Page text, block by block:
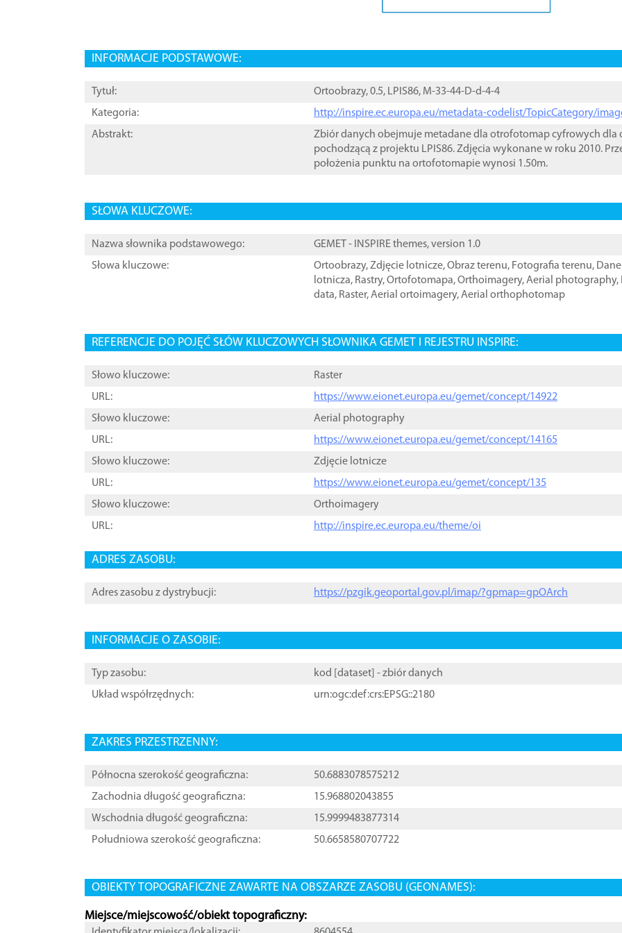
INFORMACJE PODSTAWOWE:
Tytuł:
Ortoobrazy, 0.5, LPIS86, M-33-44-D-d-4-4
Kategoria:
http://inspire.ec.europa.eu/metadata-codelist/TopicCategory/
Abstrakt:
Zbiór danych obejmuje metadane dla otrofotomap cyfrowych dla
pochodzącą z projektu LPIS86. Zdjęcia wykonane w roku 2010.
położenia punktu na ortofotomapie wynosi 1.50m.
SŁOWA KLUCZOWE:
Nazwa słownika podstawowego:
GEMET - INSPIRE themes, version 1.0
Słowa kluczowe:
Ortoobrazy,Zdjęcie lotnicze,Obraz terenu, Fotografia terenu,
lotnicza, Rastry,Ortofotomapa,Orthoimagery,Aerial photography,
data, Raster,Aerial ortoimagery,Aerial orthophotomap
REFERENCJE DO POJĘĆ SŁÓW KLUCZOWYCH SŁOWNIKA GEMET I REJESTRU INSPIRE:
Słowo kluczowe:
Raster
URL:
https://www.eionet.europa.eu/gemet/concept/14922
Słowo kluczowe:
Aerial photography
URL:
https://www.eionet.europa.eu/gemet/concept/14165
Słowo kluczowe:
Zdjęcie lotnicze
URL:
https://www.eionet.europa.eu/gemet/concept/135
Słowo kluczowe:
Orthoimagery
URL:
http://inspire.ec.europa.eu/theme/oi
ADRES ZASOBU:
Adres zasobu z dystrybucji: https://pzgik.geoportal.gov.pl/imap/?gpmap=gpOArch
INFORMACJE O ZASOBIE:
Typ zasobu: kod [ dataset ] - zbiór danych
Układ współrzędnych:
urn:ogc:def:crs:EPSG::2180
ZAKRES PRZESTRZENNY:
Północna szerokość geograficzna:
50.6883078575212
Zachodnia długość geograficzna:
15.968802043855
Wschodnia długość geograficzna:
15.9999483877314
Południowa szerokość geograficzna:
50.6658580707722
OBIEKTY TOPOGRAFICZNE ZAWARTE NA OBSZARZE ZASOBU (GEONAMES):
Miejsce/miejscowość/obiekt topograficzny: